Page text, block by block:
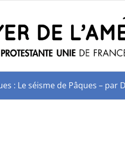
: Le séisme de Pâques – par